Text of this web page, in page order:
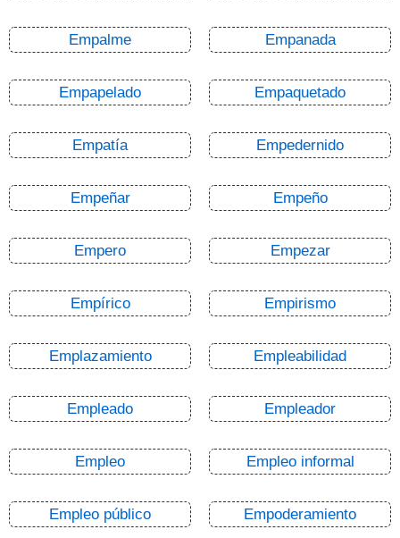
Empalme Empanada
Empapelado Empaquetado
Empatía Empedernido
Empeñar Empeño
Empero Empezar
Empírico Empirismo
Emplazamiento Empleabilidad
Empleado Empleador
Empleo Empleo informal
Empleo público Empoderamiento